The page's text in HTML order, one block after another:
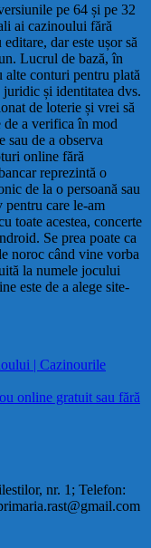
pe 64 și pe 32
ai cazinoului fără
dar este ușor să
Lucrul de bază, în
conturi pentru plată
juridic și identitatea dvs.
de loterie și vrei să
de a verifica în mod
sau de a observa
online fără
reprezintă o
de la o persoană sau
pentru care le-am
toate acestea, concerte
Se prea poate ca
noroc când vine vorba
la numele jocului
este de a alege site-
| Cazinourile
online gratuit sau fără
nr. 1; Telefon: